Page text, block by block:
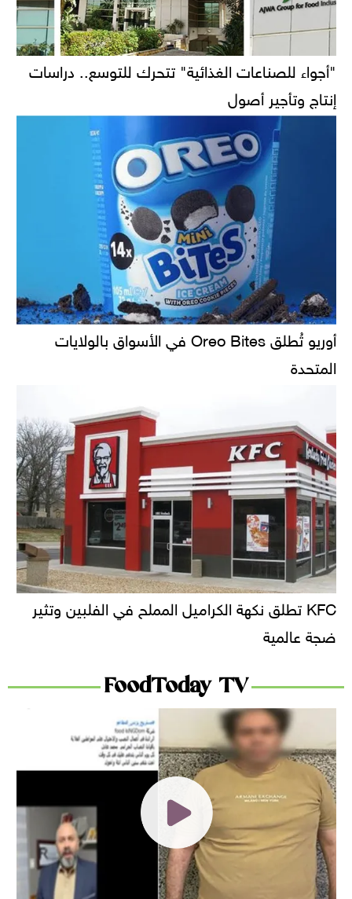
"أجواء للصناعات الغذائية" تتحرك للتوسع.. دراسات
إنتاج وتأجير أصول
أوريو تُطلق Oreo Bites في الأسواق بالولايات
المتحدة
KFC تطلق نكهة الكراميل المملح في الفلبين وتثير
ضجة عالمية
FoodToday TV